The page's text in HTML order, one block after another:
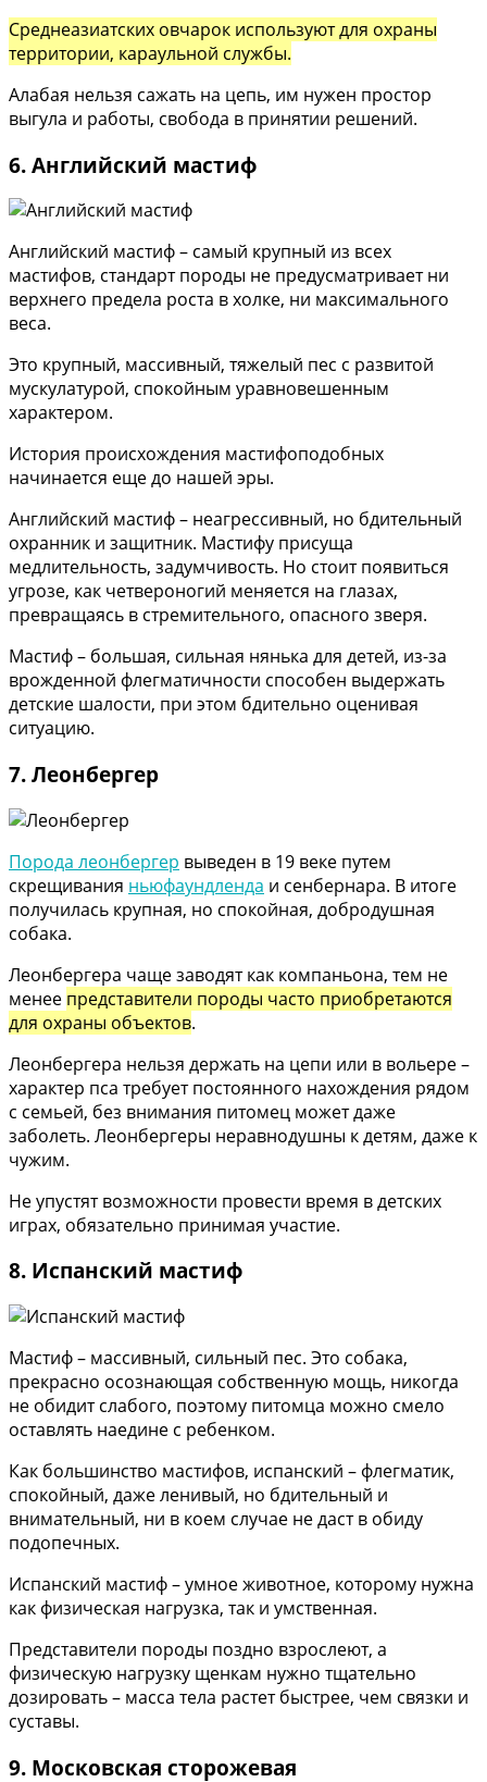
Среднеазиатских овчарок используют для охраны
территории, караульной службы.
Алабая нельзя сажать на цепь, им нужен простор
выгула и работы, свобода в принятии решений.
6. Английский мастиф
Английский мастиф – самый крупный из всех
мастифов, стандарт породы не предусматривает ни
верхнего предела роста в холке, ни максимального
веса.
Это крупный, массивный, тяжелый пес с развитой
мускулатурой, спокойным уравновешенным
характером.
История происхождения мастифоподобных
начинается еще до нашей эры.
Английский мастиф – неагрессивный, но бдительный
охранник и защитник. Мастифу присуща
медлительность, задумчивость. Но стоит появиться
угрозе, как четвероногий меняется на глазах,
превращаясь в стремительного, опасного зверя.
Мастиф – большая, сильная нянька для детей, из-за
врожденной флегматичности способен выдержать
детские шалости, при этом бдительно оценивая
ситуацию.
7. Леонбергер
Порода леонбергер выведен в 19 веке путем
скрещивания ньюфаундленда и сенбернара. В итоге
получилась крупная, но спокойная, добродушная
собака.
Леонбергера чаще заводят как компаньона, тем не
менее представители породы часто приобретаются
для охраны объектов.
Леонбергера нельзя держать на цепи или в вольере –
характер пса требует постоянного нахождения рядом
с семьей, без внимания питомец может даже
заболеть. Леонбергеры неравнодушны к детям, даже к
чужим.
Не упустят возможности провести время в детских
играх, обязательно принимая участие.
8. Испанский мастиф
Мастиф – массивный, сильный пес. Это собака,
прекрасно осознающая собственную мощь, никогда
не обидит слабого, поэтому питомца можно смело
оставлять наедине с ребенком.
Как большинство мастифов, испанский – флегматик,
спокойный, даже ленивый, но бдительный и
внимательный, ни в коем случае не даст в обиду
подопечных.
Испанский мастиф – умное животное, которому нужна
как физическая нагрузка, так и умственная.
Представители породы поздно взрослеют, а
физическую нагрузку щенкам нужно тщательно
дозировать – масса тела растет быстрее, чем связки и
суставы.
9. Московская сторожевая